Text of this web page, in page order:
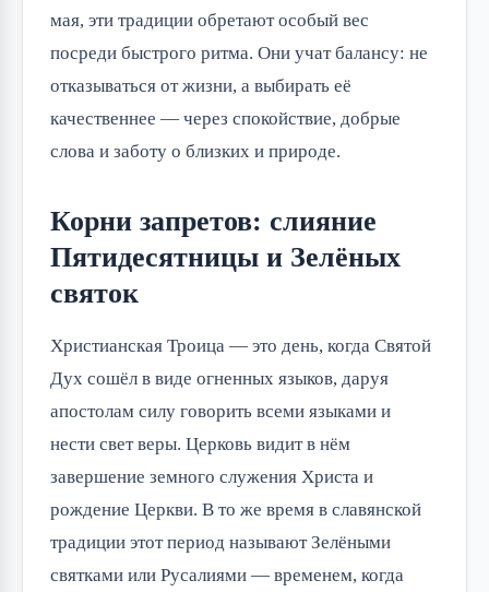
мая, эти традиции обретают особый вес
посреди быстрого ритма. Они учат балансу: не
отказываться от жизни, а выбирать её
качественнее — через спокойствие, добрые
слова и заботу о близких и природе.
Корни запретов: слияние
Пятидесятницы и Зелёных
святок
Христианская Троица — это день, когда Святой
Дух сошёл в виде огненных языков, даруя
апостолам силу говорить всеми языками и
нести свет веры. Церковь видит в нём
завершение земного служения Христа и
рождение Церкви. В то же время в славянской
традиции этот период называют Зелёными
святками или Русалиями — временем, когда